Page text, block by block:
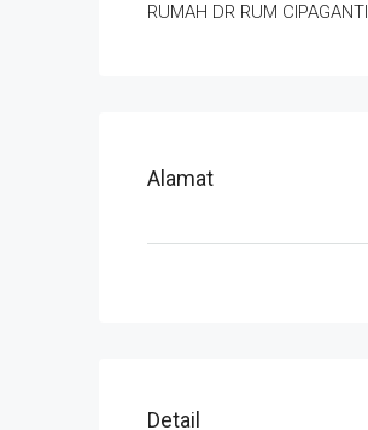
RUMAH DR RUM CIPAGANTI
Alamat
Detail